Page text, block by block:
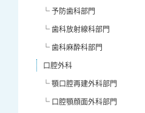
└ 予防歯科部門
└ 歯科放射線科部門
└ 歯科麻酔科部門
口腔外科
└ 顎口腔再建外科部門
└ 口腔顎顔面外科部門